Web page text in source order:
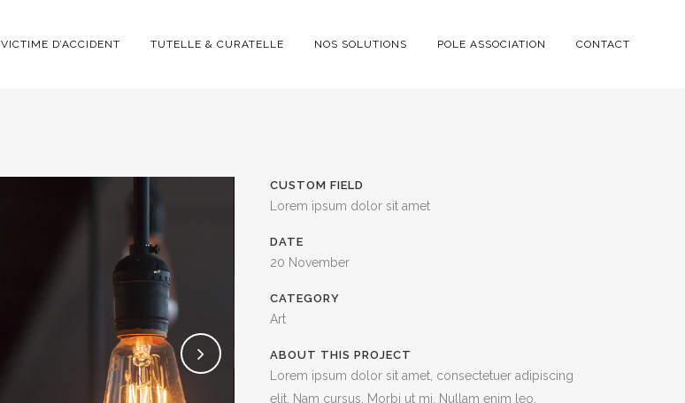
VICTIME D’ACCIDENT TUTELLE & CURATELLE NOS SOLUTIONS POLE ASSOCIATION CONTACT
CUSTOM FIELD
Lorem ipsum dolor sit amet
DATE
20 November
CATEGORY
Art
ABOUT THIS PROJECT
Lorem ipsum dolor sit amet, consectetuer adipiscing
elit. Nam cursus. Morbi ut mi. Nullam enim leo,